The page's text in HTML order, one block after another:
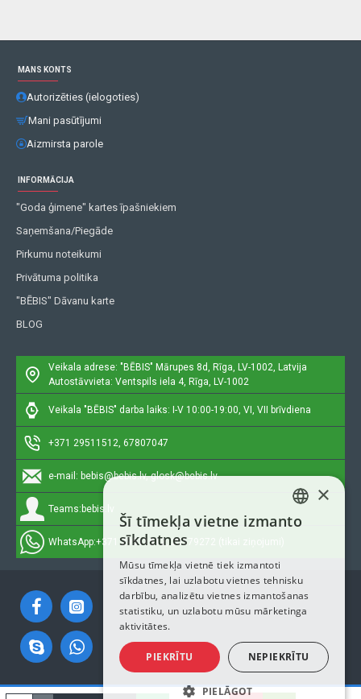
MANS KONTS
Autorizēties (ielogoties)
Mani pasūtījumi
Aizmirsta parole
INFORMĀCIJA
"Goda ģimene" kartes īpašniekiem
Saņemšana/Piegāde
Pirkumu noteikumi
Privātuma politika
"BĒBIS" Dāvanu karte
BLOG
Veikala adrese: "BĒBIS" Mārupes 8d, Rīga, LV-1002, Latvija
Autostāvvieta: Ventspils iela 4, Rīga, LV-1002
Veikala "BĒBIS" darba laiks: I-V 10:00-19:00, VI, VII brīvdiena
+371 29511512, 67807047
e-mail: bebis@bebis.lv, glosk@bebis.lv
Teams: bebis.lv
WhatsApp:+371 29511512, 20579272 (tikai ziņojumi)
Autortiesības © 2023, Bebis.lv, Visas tiesības aizsargātas
LATVIAN
ENGLISH
×
Šī tīmekļa vietne izmanto
sīkdatnes
Mūsu tīmekļa vietnē tiek izmantoti
sīkdatnes, lai uzlabotu vietnes tehnisku
darbību, analizētu vietnes izmantošanas
statistiku, un uzlabotu mūsu mārketinga
aktivitātes.
PIEKRĪTU NEPIEKRĪTU
PIELĀGOT